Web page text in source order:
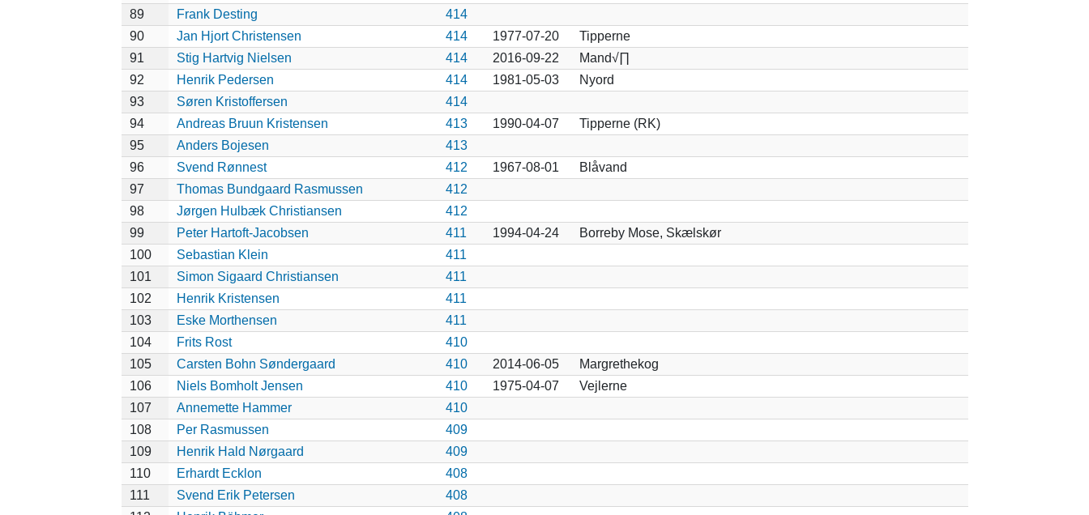
89
Frank Desting
414
90
Jan Hjort Christensen 414 1977-07-20
Tipperne
91
Stig Hartvig Nielsen 414 2016-09-22
Mand√∏
92
Henrik Pedersen 414 1981-05-03
Nyord
93
Søren Kristoffersen
414
94
Andreas Bruun Kristensen 413 1990-04-07
Tipperne (RK)
95
Anders Bojesen
413
96
Svend Rønnest 412 1967-08-01
Blåvand
97
Thomas Bundgaard Rasmussen
412
98
Jørgen Hulbæk Christiansen
412
99
Peter Hartoft-Jacobsen 411 1994-04-24
Borreby Mose, Skælskør
100
Sebastian Klein
411
101
Simon Sigaard Christiansen
411
102
Henrik Kristensen
411
103
Eske Morthensen
411
104
Frits Rost
410
105
Carsten Bohn Søndergaard 410 2014-06-05
Margrethekog
106
Niels Bomholt Jensen 410 1975-04-07
Vejlerne
107
Annemette Hammer
410
108
Per Rasmussen
409
109
Henrik Hald Nørgaard
409
110
Erhardt Ecklon
408
111
Svend Erik Petersen
408